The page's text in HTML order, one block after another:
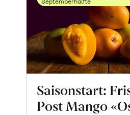
Saisonstart:
Post Mango